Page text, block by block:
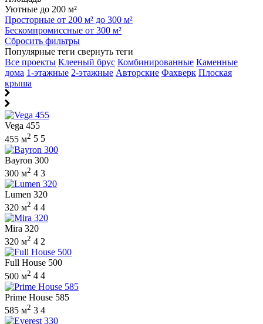
Уютные до 200 м²
Просторные от 200 м² до 300 м²
Бескомпромиссные от 300 м²
Сбросить фильтры
Популярные теги свернуть теги
Все проекты Клееный брус Комбинированные Каменные
дома 1-этажные 2-этажные Авторские Фахверк Плоская
крыша
Vega 455
455 м2 5 5
Bayron 300
300 м2 4 3
Lumen 320
320 м2 4 4
Mira 320
320 м2 4 2
Full House 500
500 м2 4 4
Prime House 585
585 м2 3 4